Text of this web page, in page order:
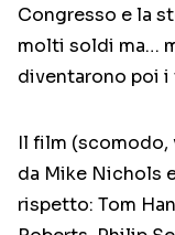
Congresso e la
molti soldi ma…
diventarono poi
Il film
da Mike Nichols
rispetto: Tom